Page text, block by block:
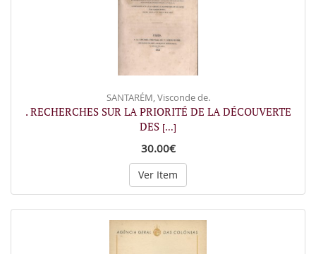
SANTARÉM, Visconde de.
. RECHERCHES SUR LA PRIORITÉ DE LA DÉCOUVERTE
DES [...]
30.00€
Ver Item